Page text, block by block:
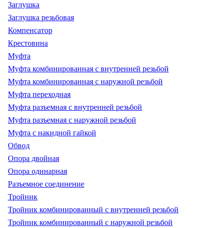
Заглушка
Заглушка резьбовая
Компенсатор
Крестовина
Муфта
Муфта комбинированная с внутренней резьбой
Муфта комбинированная с наружной резьбой
Муфта переходная
Муфта разъемная с внутренней резьбой
Муфта разъемная с наружной резьбой
Муфта с накидной гайкой
Обвод
Опора двойная
Опора одинарная
Разъемное соединение
Тройник
Тройник комбинированный с внутренней резьбой
Тройник комбинированный с наружной резьбой